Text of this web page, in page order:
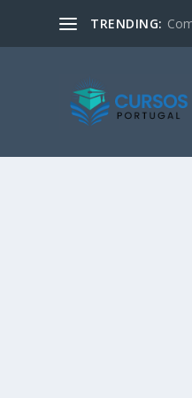
TRENDING: